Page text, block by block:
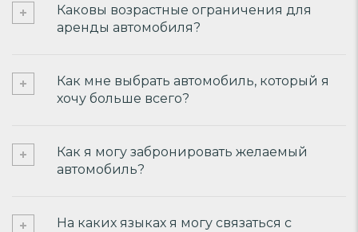
Каковы возрастные ограничения для
аренды автомобиля?
Как мне выбрать автомобиль, который я
хочу больше всего?
Как я могу забронировать желаемый
автомобиль?
На каких языках я могу связаться с